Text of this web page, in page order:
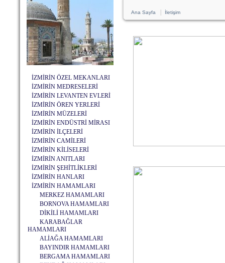
İZMİRİN ÖZEL MEKANLARI
İZMİRİN MEDRESELERİ
İZMİRİN LEVANTEN EVLERİ
İZMİRİN ÖREN YERLERİ
İZMİRİN MÜZELERİ
İZMİRİN ENDÜSTRİ MİRASI
İZMİRİN İLÇELERİ
İZMİRİN CAMİLERİ
İZMİRİN KİLİSELERİ
İZMİRİN ANITLARI
İZMİRİN ŞEHİTLİKLERİ
İZMİRİN HANLARI
İZMİRİN HAMAMLARI
MERKEZ HAMAMLARI
BORNOVA HAMAMLARI
DİKİLİ HAMAMLARI
KARABAĞLAR
HAMAMLARI
ALİAĞA HAMAMLARI
BAYINDIR HAMAMLARI
BERGAMA HAMAMLARI
Ana Sayfa| İletişim